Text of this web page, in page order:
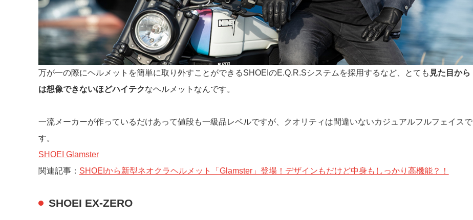
万が一の際にヘルメットを簡単に取り外すことができるSHOEIのE.Q.R.Sシステムを採用するなど、とても 見た目から
は想像できないほどハイテクなヘルメットなんです。
一流メーカーが作っているだけあって値段も一級品レベルですが、クオリティは間違いないカジュアルフルフェイスで
す。
SHOEI Glamster
関連記事： SHOEIから新型ネオクラヘルメット「Glamster」登場！デザインもだけど中身もしっかり高機能？！
SHOEI EX-ZERO